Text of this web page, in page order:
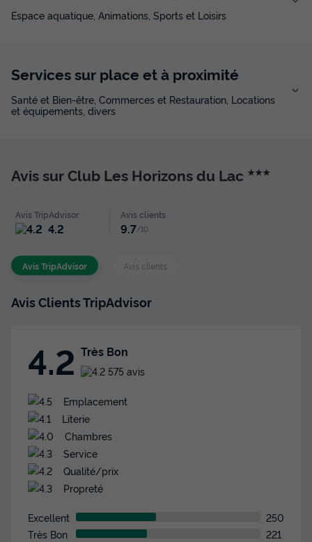
Espace aquatique, Animations, Sports et Loisirs
Services sur place et à proximité
Santé et Bien-être, Commerces et Restauration, Locations
et équipements, divers
Avis sur Club Les Horizons du Lac ★★★
Avis TripAdvisor
4.2
Avis clients
9.7/10
Avis TripAdvisor Avis clients
Avis Clients TripAdvisor
4.2 Très Bon
575 avis
Emplacement
Literie
Chambres
Service
Qualité/prix
Propreté
Excellent
250
Très Bon
221